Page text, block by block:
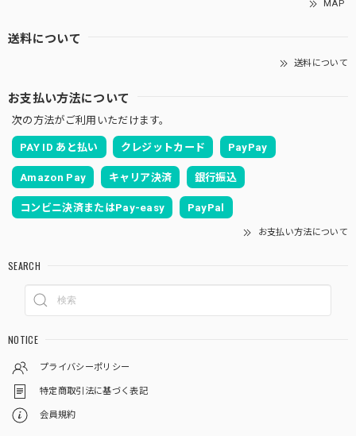
MAP
送料について
送料について
お支払い方法について
次の方法がご利用いただけます。
PAY ID あと払い クレジットカード PayPay
Amazon Pay キャリア決済 銀行振込
コンビニ決済またはPay-easy PayPal
お支払い方法について
SEARCH
NOTICE
プライバシーポリシー
特定商取引法に基づく表記
会員規約